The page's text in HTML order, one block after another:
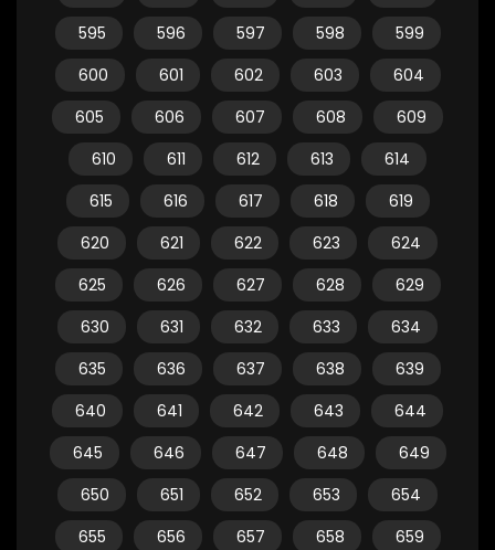
595
596 597 598
599
600
601 602 603
604
605
606 607 608
609
610
611 612 613
614
615
616 617 618
619
620
621 622 623
624
625
626 627 628
629
630
631 632 633
634
635
636 637 638
639
640
641 642 643
644
645
646 647 648
649
650
651 652 653
654
655
656 657 658
659